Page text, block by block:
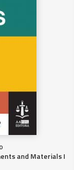
and Materials I